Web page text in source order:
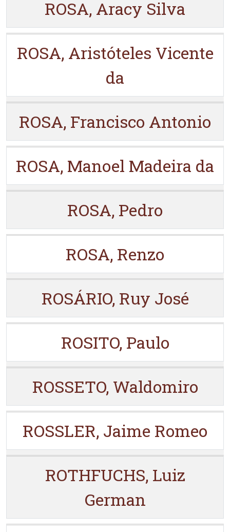
ROSA, Aracy Silva
ROSA, Aristóteles Vicente
da
ROSA, Francisco Antonio
ROSA, Manoel Madeira da
ROSA, Pedro
ROSA, Renzo
ROSÁRIO, Ruy José
ROSITO, Paulo
ROSSETO, Waldomiro
ROSSLER, Jaime Romeo
ROTHFUCHS, Luiz
German